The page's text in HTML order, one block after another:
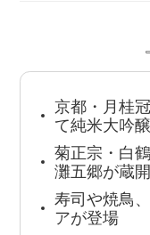
京都・月桂
て純米大吟
菊正宗・白
灘五郷が蔵
寿司や焼鳥
アが登場